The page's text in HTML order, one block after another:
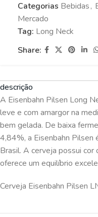
Categorias Bebidas,
Mercado
Tag: Long Neck
Share:
descrição
A Eisenbahn Pilsen Long
leve e com amargor na
bem gelada. De baixa
4,84%, a Eisenbahn Pilsen
Brasil. A cerveja possui
oferece um equilíbrio
Cerveja Eisenbahn Pilsen